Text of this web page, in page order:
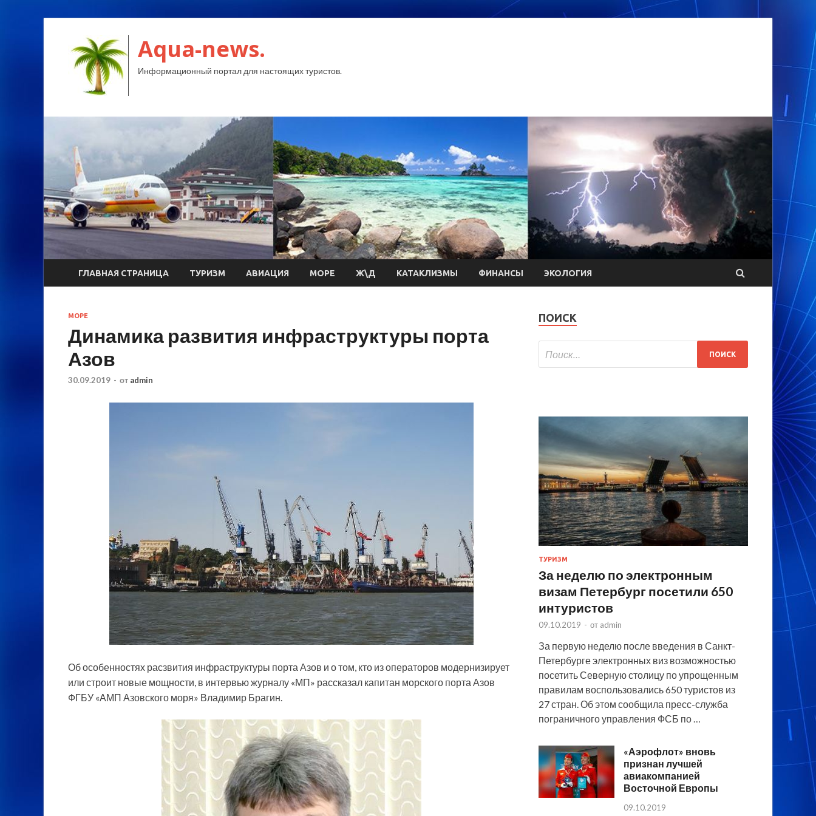
Aqua-news.
Информационный портал для настоящих туристов.
ГЛАВНАЯ СТРАНИЦА ТУРИЗМ АВИАЦИЯ МОРЕ Ж\Д КАТАКЛИЗМЫ ФИНАНСЫ ЭКОЛОГИЯ
МОРЕ
Динамика развития инфраструктуры порта
Азов
30.09.2019 - от admin
Об особенностях расзвития инфраструктуры порта Азов и о том, кто из операторов модернизирует
или строит новые мощности, в интервью журналу «МП» рассказал капитан морского порта Азов
ФГБУ «АМП Азовского моря» Владимир Брагин.
ПОИСК
ТУРИЗМ
За неделю по электронным
визам Петербург посетили 650
интуристов
09.10.2019 - от admin
За первую неделю после введения в Санкт-
Петербурге электронных виз возможностью
посетить Северную столицу по упрощенным
правилам воспользовались 650 туристов из
27 стран. Об этом сообщила пресс-служба
пограничного управления ФСБ по …
«Аэрофлот» вновь
признан лучшей
авиакомпанией
Восточной Европы
09.10.2019